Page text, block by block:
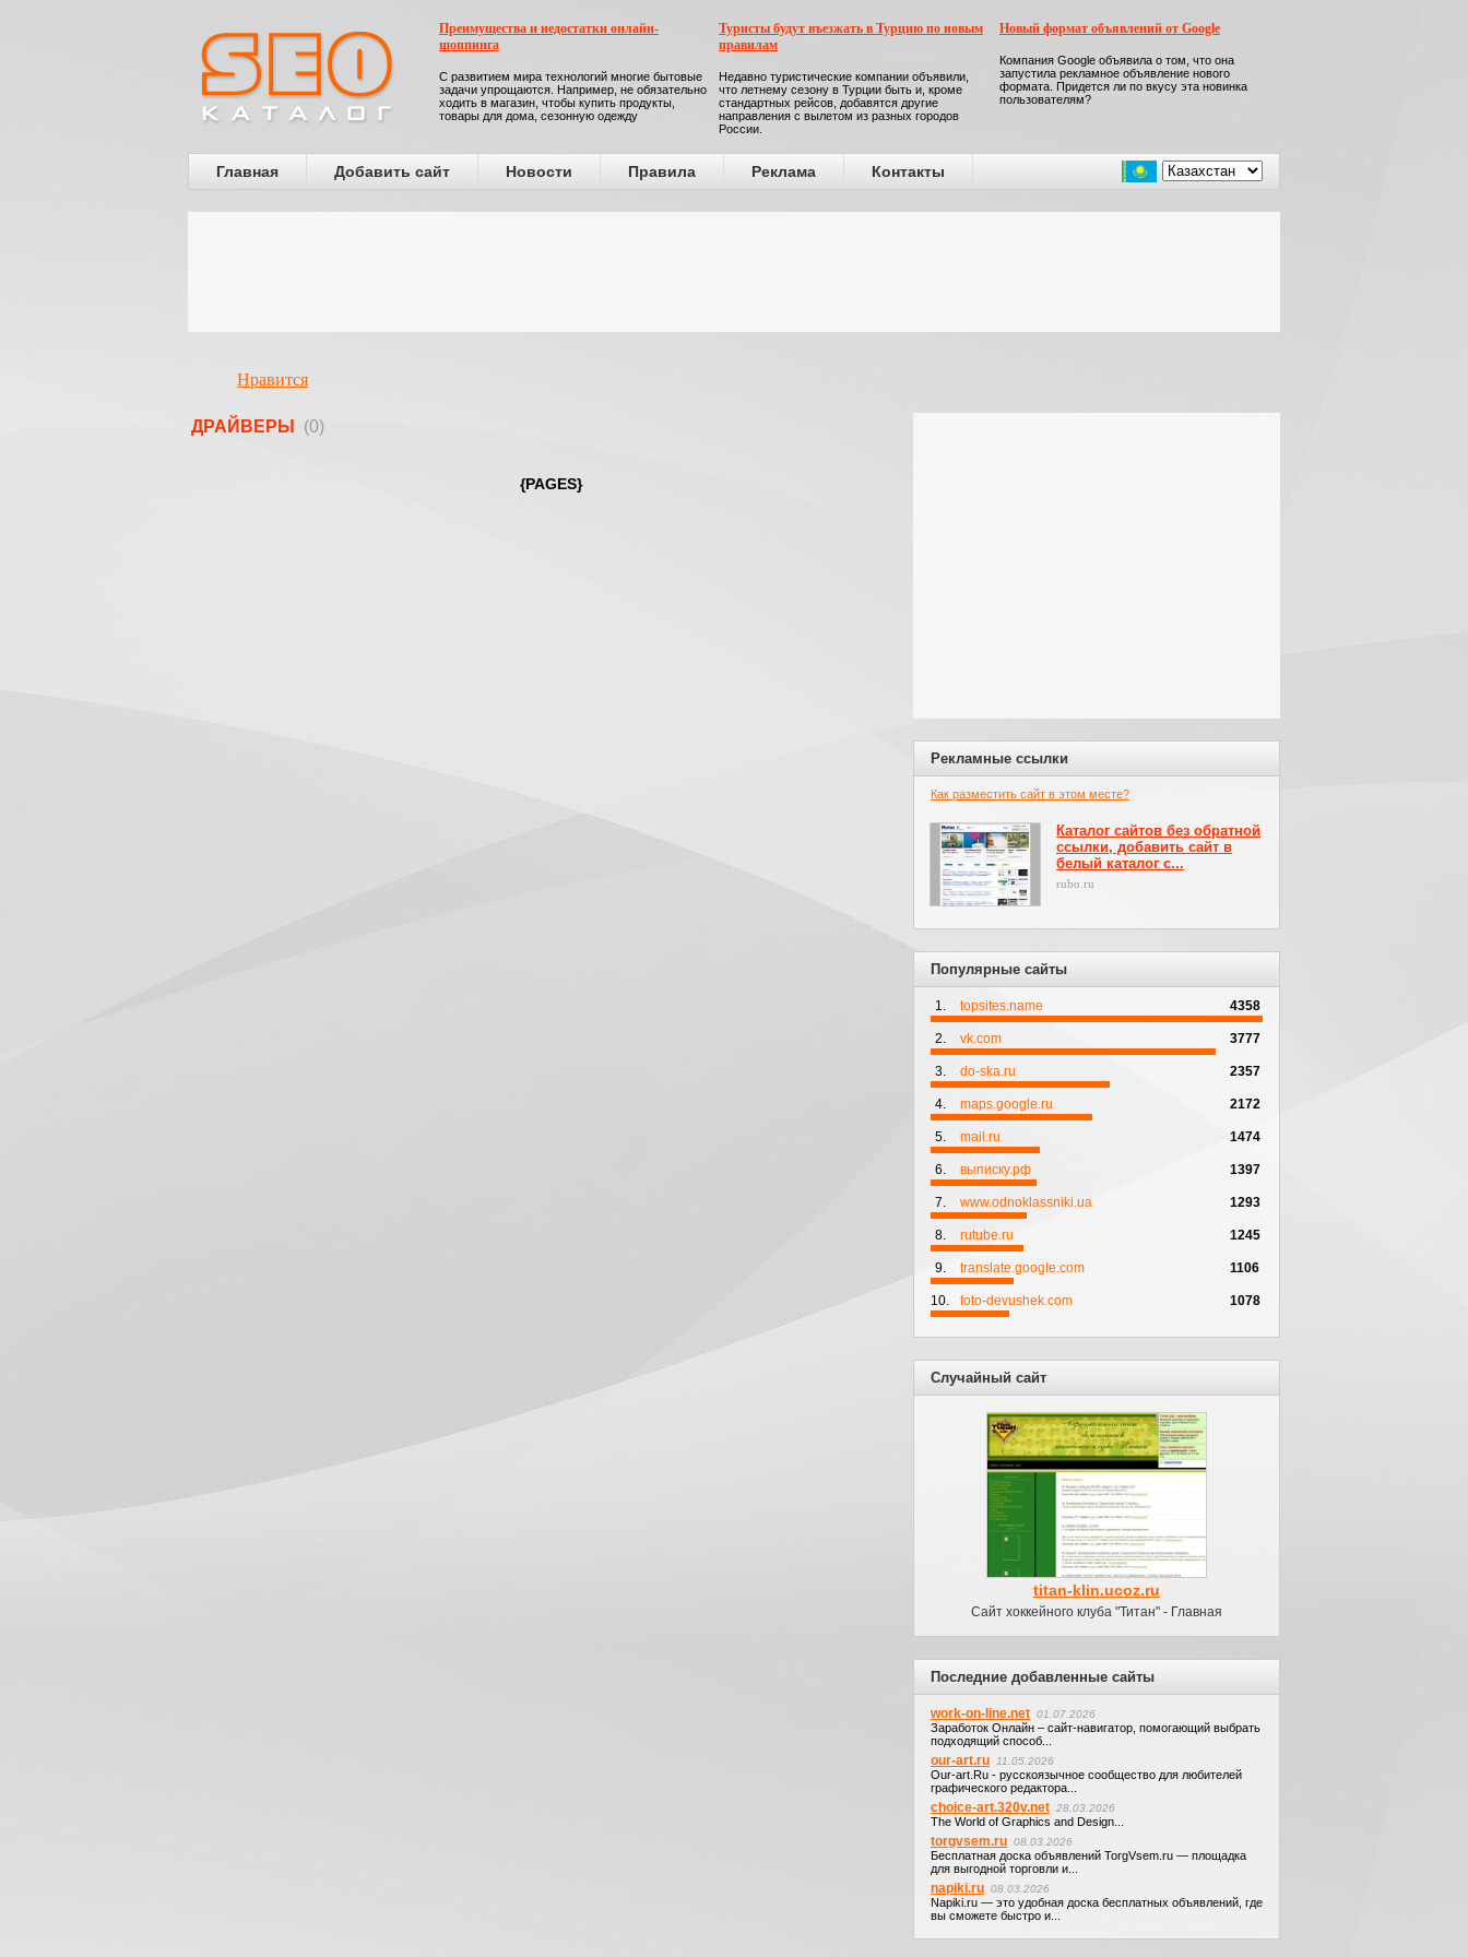
Преимущества и недостатки онлайн-
шоппинга
С развитием мира технологий многие бытовые
задачи упрощаются. Например, не обязательно
ходить в магазин, чтобы купить продукты,
товары для дома, сезонную одежду
Туристы будут въезжать в Турцию по новым
правилам
Недавно туристические компании объявили,
что летнему сезону в Турции быть и, кроме
стандартных рейсов, добавятся другие
направления с вылетом из разных городов
России.
Новый формат объявлений от Google
Компания Google объявила о том, что она
запустила рекламное объявление нового
формата. Придется ли по вкусу эта новинка
пользователям?
Главная Добавить сайт Новости Правила Реклама Контакты
Нравится
ДРАЙВЕРЫ (0)
{PAGES}
Рекламные ссылки
Как разместить сайт в этом месте?
Каталог сайтов без обратной
ссылки, добавить сайт в
белый каталог с...
rubo.ru
Популярные сайты
1. topsites.name 4358
2. vk.com 3777
3. do-ska.ru 2357
4. maps.google.ru 2172
5. mail.ru 1474
6. выписку.рф 1397
7. www.odnoklassniki.ua 1293
8. rutube.ru 1245
9. translate.google.com 1106
10. foto-devushek.com 1078
Случайный сайт
titan-klin.ucoz.ru
Сайт хоккейного клуба "Титан" - Главная
Последние добавленные сайты
work-on-line.net 01.07.2026
Заработок Онлайн – сайт-навигатор, помогающий выбрать
подходящий способ...
our-art.ru 11.05.2026
Our-art.Ru - русскоязычное сообщество для любителей
графического редактора...
choice-art.320v.net 28.03.2026
The World of Graphics and Design...
torgvsem.ru 08.03.2026
Бесплатная доска объявлений TorgVsem.ru — площадка
для выгодной торговли и...
napiki.ru 08.03.2026
Napiki.ru — это удобная доска бесплатных объявлений, где
вы сможете быстро и...